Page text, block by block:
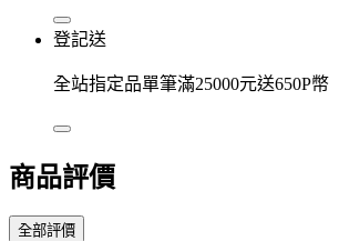
登記送
全站指定品單筆滿25000元送650P幣
商品評價
全部評價